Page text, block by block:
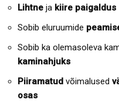
Lihtne ja kiire paigaldus
Sobib eluruumide
Sobib ka olemasoleva
kaminahjuks
Piiramatud võimalused
osas